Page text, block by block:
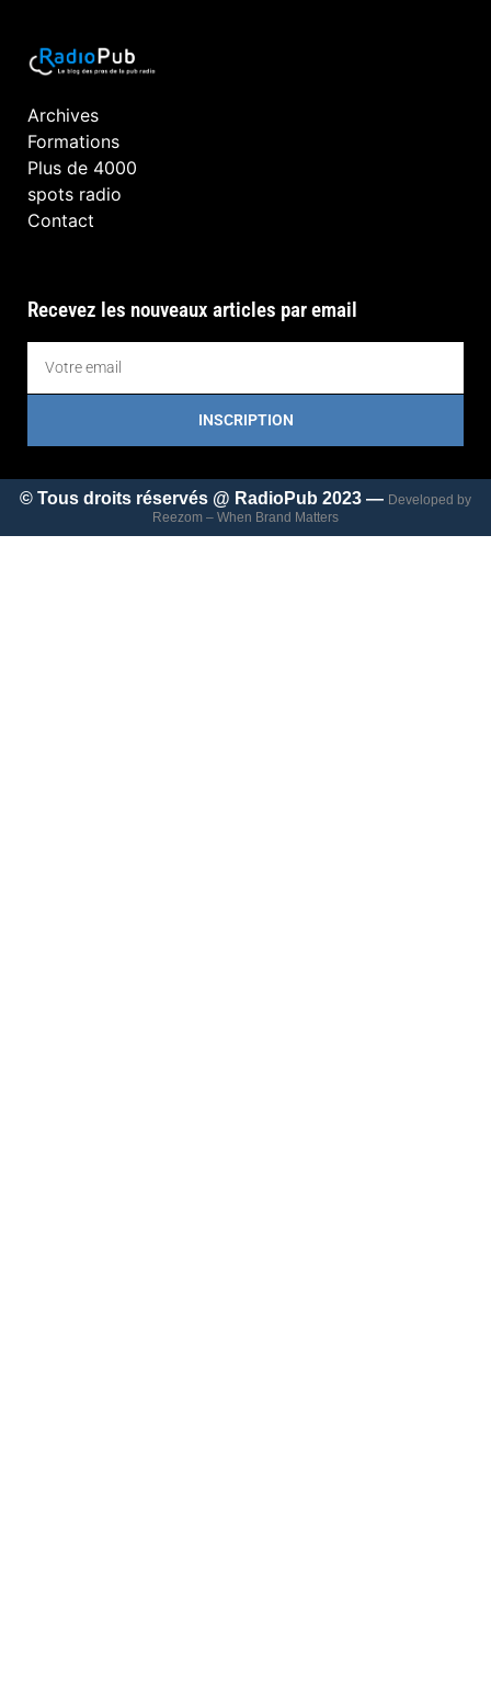
Archives
Formations
Plus de 4000
spots radio
Contact
Recevez les nouveaux articles par email
INSCRIPTION
© Tous droits réservés @ RadioPub 2023 — Developed by
Reezom – When Brand Matters